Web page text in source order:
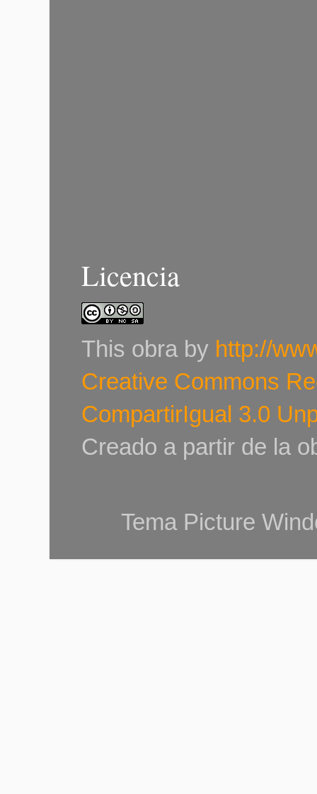
Licencia
This obraby http://
Creative Commons
CompartirIgual 3.0
Creado a partir de la
Tema Picture